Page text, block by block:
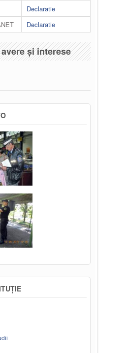
Declaratie
Declaratie
și interese
de avere și interese